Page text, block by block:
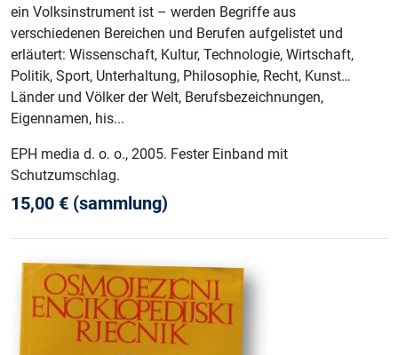
ein Volksinstrument ist – werden Begriffe aus
verschiedenen Bereichen und Berufen aufgelistet und
erläutert: Wissenschaft, Kultur, Technologie, Wirtschaft,
Politik, Sport, Unterhaltung, Philosophie, Recht, Kunst…
Länder und Völker der Welt, Berufsbezeichnungen,
Eigennamen, his...
EPH media d. o. o., 2005. Fester Einband mit
Schutzumschlag.
15,00 € (sammlung)